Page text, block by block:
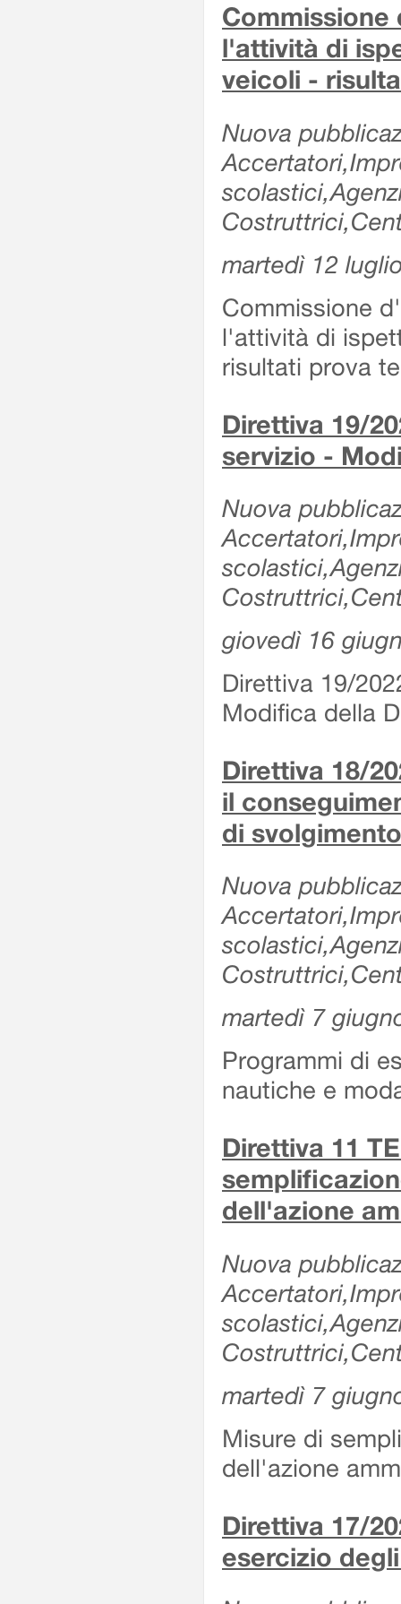
l'attività di
veicoli -
Nuova
martedì 12
Commissione
l'attività di
risultati prova
Direttiva 19/
servizio -
Nuova
giovedì 16
Direttiva 19/
Modifica della
Direttiva 18/
il
di
Nuova
martedì 7
Programmi di
nautiche e
Direttiva 11
dell'azione
Nuova
martedì 7
Misure di
dell'azione
Direttiva 17/
esercizio